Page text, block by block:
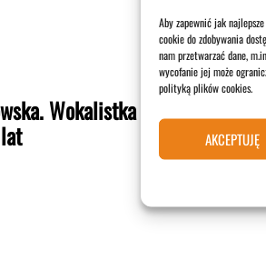
Aby zapewnić jak
cookie do zdobywania
nam przetwarzać dane,
wycofanie jej może
polityką plików cookies.
AKCEPTUJĘ
Wokalistka Gojira: